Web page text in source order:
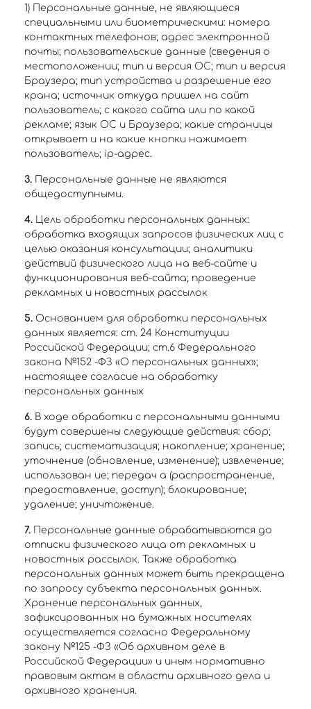
1) Персональные данные, не являющиеся
специальными или биометрическими: номера
контактных телефонов; адрес электронной
почты; пользовательские данные (сведения о
местоположении; тип и версия ОС; тип и версия
Браузера; тип устройства и разрешение его
крана; источник откуда пришел на сайт
пользователь; с какого сайта или по какой
рекламе; язык ОС и Браузера; какие страницы
открывает и на какие кнопки нажимает
пользователь; ip-адрес.
3. Персональные данные не являются
общедоступными.
4. Цель обработки персональных данных:
обработка входящих запросов физических лиц с
целью оказания консультации; аналитики
действий физического лица на веб-сайте и
функционирования веб-сайта; проведение
рекламных и новостных рассылок
5. Основанием для обработки персональных
данных является: ст. 24 Конституции
Российской Федерации; ст.6 Федерального
закона №152 -ФЗ «О персональных данных»;
настоящее согласие на обработку
персональных данных
6. В ходе обработки с персональными данными
будут совершены следующие действия: сбор;
запись; систематизация; накопление; хранение;
уточнение (обновление, изменение); извлечение;
использован ие; передач а (распространение,
предоставление, доступ); блокирование;
удаление; уничтожение.
7. Персональные данные обрабатываются до
отписки физического лица от рекламных и
новостных рассылок. Также обработка
персональных данных может быть прекращена
по запросу субъекта персональных данных.
Хранение персональных данных,
зафиксированных на бумажных носителях
осуществляется согласно Федеральному
закону №125 -ФЗ «Об архивном деле в
Российской Федерации» и иным нормативно
правовым актам в области архивного дела и
архивного хранения.